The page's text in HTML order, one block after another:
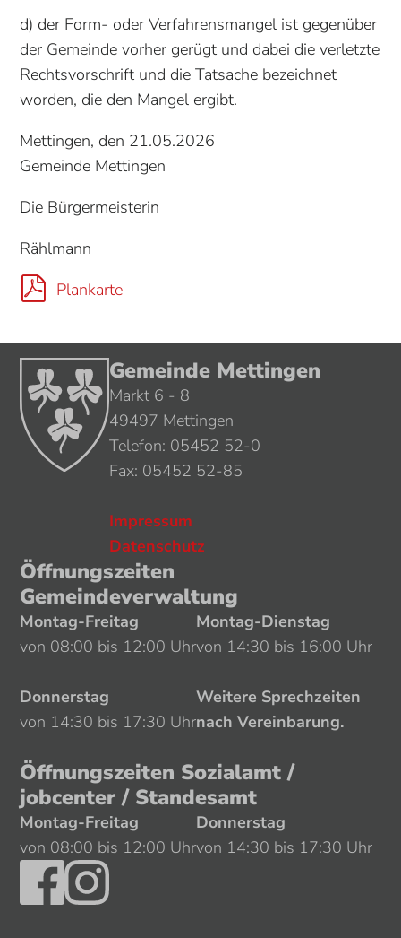
d) der Form- oder Verfahrensmangel ist gegenüber
der Gemeinde vorher gerügt und dabei die verletzte
Rechtsvorschrift und die Tatsache bezeichnet
worden, die den Mangel ergibt.
Mettingen, den 21.05.2026
Gemeinde Mettingen
Die Bürgermeisterin
Rählmann
Plankarte
Gemeinde Mettingen
Markt 6 - 8
49497 Mettingen
Telefon: 05452 52-0
Fax: 05452 52-85
Impressum
Datenschutz
Öffnungszeiten
Gemeindeverwaltung
Montag-Freitag
von 08:00 bis 12:00 Uhr
Montag-Dienstag
von 14:30 bis 16:00 Uhr
Donnerstag
von 14:30 bis 17:30 Uhr
Weitere Sprechzeiten
nach Vereinbarung.
Öffnungszeiten Sozialamt /
jobcenter / Standesamt
Montag-Freitag
von 08:00 bis 12:00 Uhr
Donnerstag
von 14:30 bis 17:30 Uhr